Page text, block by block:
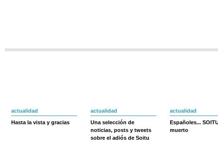
actualidad
Hasta la vista y gracias
actualidad
Una selección de
noticias, posts y tweets
sobre el adiós de Soitu
actualidad
Españoles...
muerto